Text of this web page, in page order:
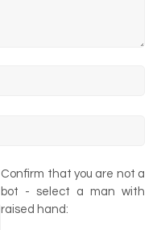
Confirm that you are not a
bot - select a man with
raised hand: